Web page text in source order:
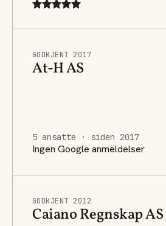
GODKJENT 2017
At-H AS
5 ansatte · siden 2017
Ingen Google anmeldelser
GODKJENT 2012
Caiano Regnskap AS